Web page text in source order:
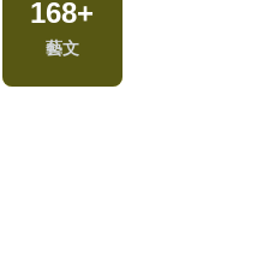
168+
藝文